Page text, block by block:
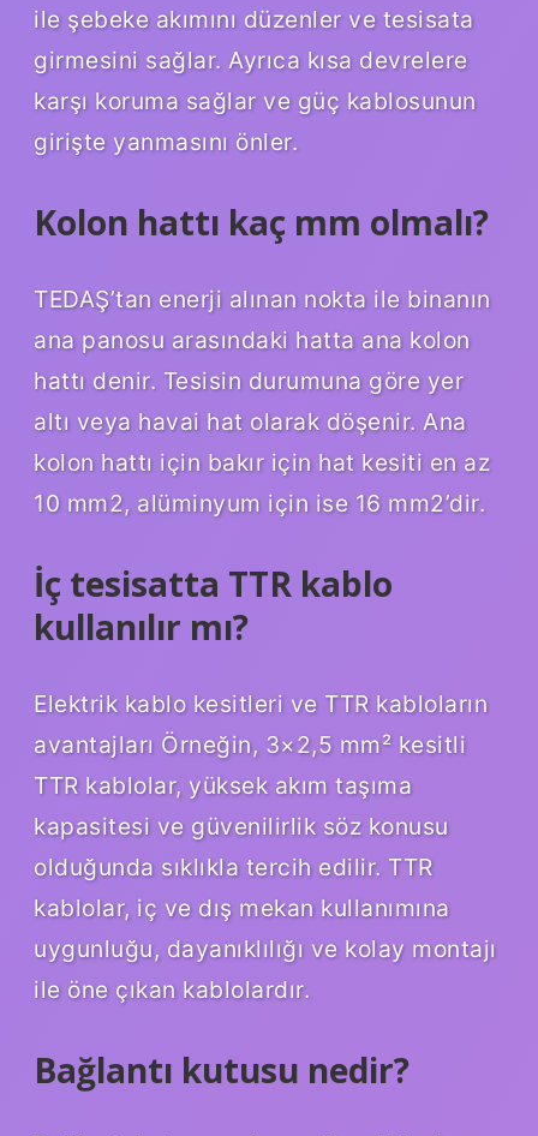
ile şebeke akımını düzenler ve tesisata
girmesini sağlar. Ayrıca kısa devrelere
karşı koruma sağlar ve güç kablosunun
girişte yanmasını önler.
Kolon hattı kaç mm olmalı?
TEDAŞ’tan enerji alınan nokta ile binanın
ana panosu arasındaki hatta ana kolon
hattı denir. Tesisin durumuna göre yer
altı veya havai hat olarak döşenir. Ana
kolon hattı için bakır için hat kesiti en az
10 mm2, alüminyum için ise 16 mm2’dir.
İç tesisatta TTR kablo
kullanılır mı?
Elektrik kablo kesitleri ve TTR kabloların
avantajları Örneğin, 3×2,5 mm² kesitli
TTR kablolar, yüksek akım taşıma
kapasitesi ve güvenilirlik söz konusu
olduğunda sıklıkla tercih edilir. TTR
kablolar, iç ve dış mekan kullanımına
uygunluğu, dayanıklılığı ve kolay montajı
ile öne çıkan kablolardır.
Bağlantı kutusu nedir?